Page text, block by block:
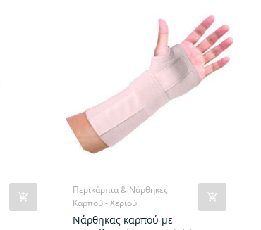
Περικάρπια & Νάρθηκες
Καρπού - Χεριού
Νάρθηκας καρπού με